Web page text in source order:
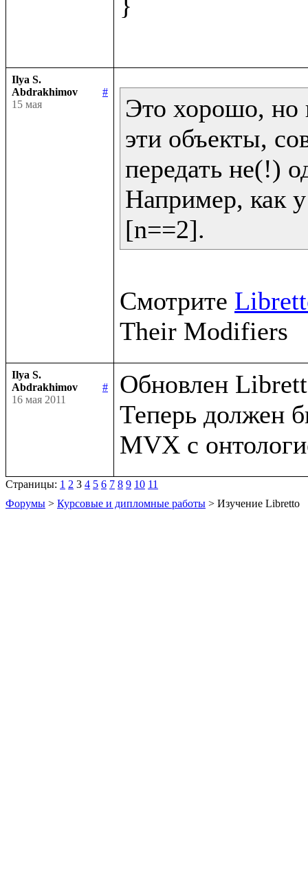
Ilya S.
Abdrakhimov
#
15 мая
Это хорошо, но
эти объекты,
передать не(!)
Например, как
[n==2].
Смотрите
Ilya S.
Abdrakhimov
#
16 мая 2011
Обновлен
Теперь должен
Страницы: 1 2 3 4 5 6 7 8 9 10 11
Форумы > Курсовые и дипломные работы > Изучение Libretto